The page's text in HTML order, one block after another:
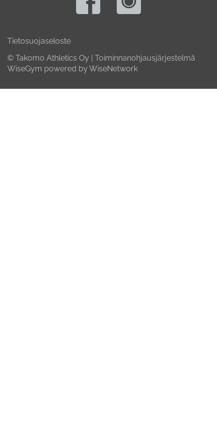
Tietosuojaseloste
© Takomo Athletics Oy | Toiminnanohjausjärjestelmä
WiseGym powered by WiseNetwork